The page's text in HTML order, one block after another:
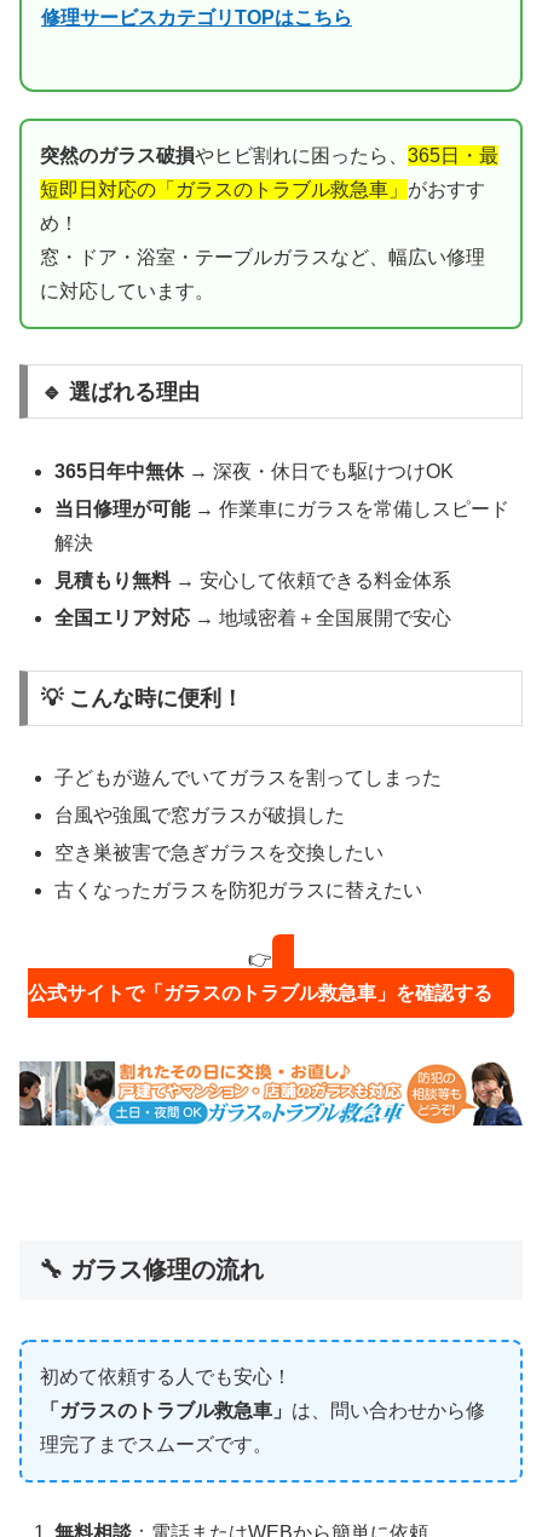
修理サービスカテゴリTOPはこちら
突然のガラス破損やヒビ割れに困ったら、 365日・最
短即日対応の「ガラスのトラブル救急車」 がおすす
め！
窓・ドア・浴室・テーブルガラスなど、幅広い修理
に対応しています。
🔹 選ばれる理由
365日年中無休→ 深夜・休日でも駆けつけOK
当日修理が可能→ 作業車にガラスを常備しスピード
解決
見積もり無料→ 安心して依頼できる料金体系
全国エリア対応 → 地域密着＋全国展開で安心
💡 こんな時に便利！
子どもが遊んでいてガラスを割ってしまった
台風や強風で窓ガラスが破損した
空き巣被害で急ぎガラスを交換したい
古くなったガラスを防犯ガラスに替えたい
👉
公式サイトで「ガラスのトラブル救急車」を確認する
🔧 ガラス修理の流れ
初めて依頼する人でも安心！
「ガラスのトラブル救急車」 は、問い合わせから修
理完了までスムーズです。